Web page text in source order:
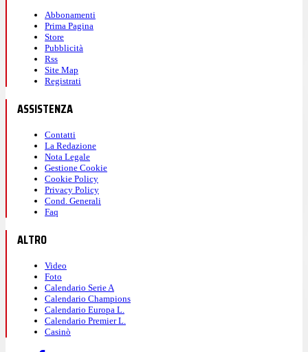
Abbonamenti
Prima Pagina
Store
Pubblicità
Rss
Site Map
Registrati
ASSISTENZA
Contatti
La Redazione
Nota Legale
Gestione Cookie
Cookie Policy
Privacy Policy
Cond. Generali
Faq
ALTRO
Video
Foto
Calendario Serie A
Calendario Champions
Calendario Europa L.
Calendario Premier L.
Casinò